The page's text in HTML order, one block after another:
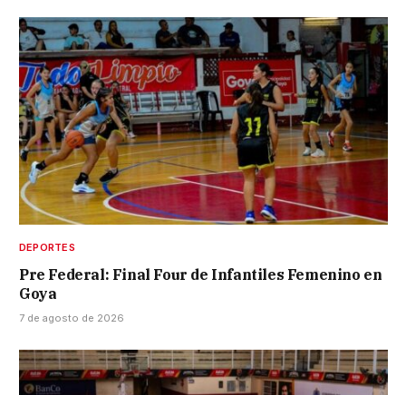
DEPORTES
Pre Federal: Final Four de Infantiles Femenino en
Goya
7 de agosto de 2026